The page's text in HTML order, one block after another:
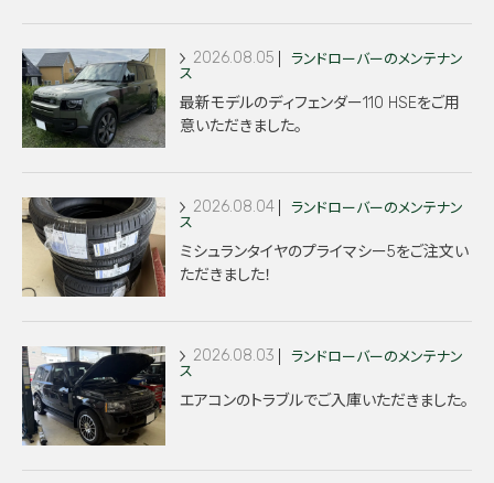
2026.08.05
ランドローバーのメンテナン
ス
最新モデルのディフェンダー110 HSEをご用
意いただきました。
2026.08.04
ランドローバーのメンテナン
ス
ミシュランタイヤのプライマシー5をご注文い
ただきました！
2026.08.03
ランドローバーのメンテナン
ス
エアコンのトラブルでご入庫いただきました。